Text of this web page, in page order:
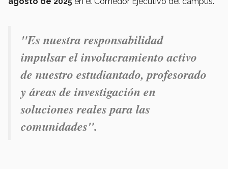
"Es nuestra responsabilidad
impulsar el involucramiento activo
de nuestro estudiantado, profesorado
y áreas de investigación en
soluciones reales para las
comunidades".